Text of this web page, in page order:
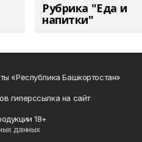
Рубрика "Еда и
напитки"
«Республика Башкортостан»
гиперссылка на сайт
18+
данных